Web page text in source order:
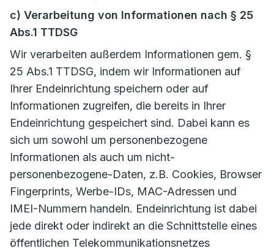
c) Verarbeitung von Informationen nach § 25
Abs.1 TTDSG
Wir verarbeiten außerdem Informationen gem. §
25 Abs.1 TTDSG, indem wir Informationen auf
Ihrer Endeinrichtung speichern oder auf
Informationen zugreifen, die bereits in Ihrer
Endeinrichtung gespeichert sind. Dabei kann es
sich um sowohl um personenbezogene
Informationen als auch um nicht-
personenbezogene-Daten, z.B. Cookies, Browser
Fingerprints, Werbe-IDs, MAC-Adressen und
IMEI-Nummern handeln. Endeinrichtung ist dabei
jede direkt oder indirekt an die Schnittstelle eines
öffentlichen Telekommunikationsnetzes